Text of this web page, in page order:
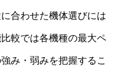
合わせた機体選びには
較では各機種の最大ペ
み・弱みを把握するこ